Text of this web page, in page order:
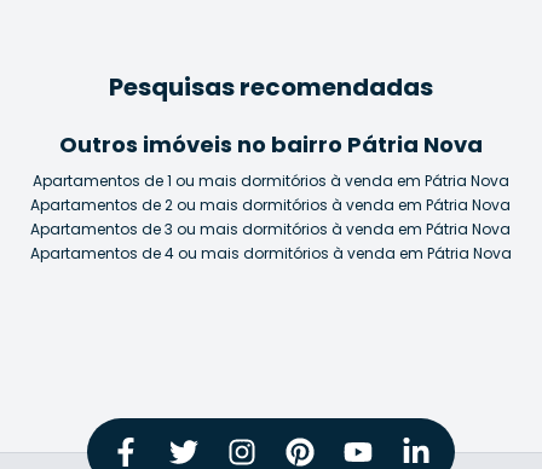
Pesquisas recomendadas
Outros imóveis no bairro Pátria Nova
Apartamentos de 1 ou mais dormitórios à venda em Pátria Nova
Apartamentos de 2 ou mais dormitórios à venda em Pátria Nova
Apartamentos de 3 ou mais dormitórios à venda em Pátria Nova
Apartamentos de 4 ou mais dormitórios à venda em Pátria Nova